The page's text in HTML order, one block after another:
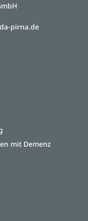
pirna.de
mit Demenz